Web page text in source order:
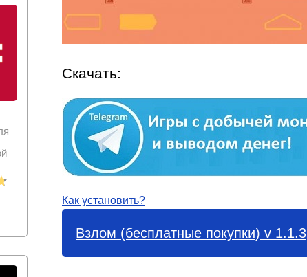
Скачать:
Как установить?
Взлом (бесплатные покупки) v 1.1.3